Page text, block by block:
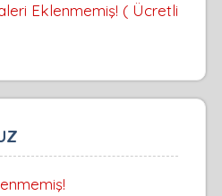
Eklenmemiş! ( Ücretli